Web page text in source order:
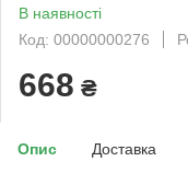
В наявності
Код: 00000000276
668 ₴
Опис Доставка